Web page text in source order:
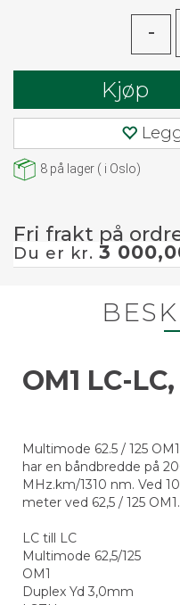
-
Kjøp
8 på lager ( i Oslo)
Fri frakt på
Du er kr. 3
OM1 LC-
Multimode 62.5 / 125
har en båndbredde på
MHz.km/1310 nm. Ved
meter ved 62,5 / 125 OM1.
LC till LC
Multimode 62,5/125
OM1
Duplex Yd 3,0mm